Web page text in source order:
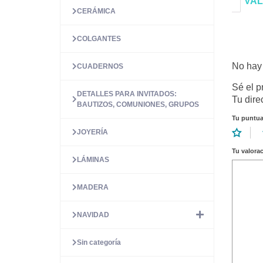
No
Sé el
Tu
Tu
Tu
CERÁMICA
COLGANTES
CUADERNOS
DETALLES PARA INVITADOS:
BAUTIZOS, COMUNIONES, GRUPOS
JOYERÍA
LÁMINAS
MADERA
NAVIDAD
Sin categoría